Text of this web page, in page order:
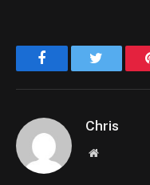
Facebook
Chris
Website